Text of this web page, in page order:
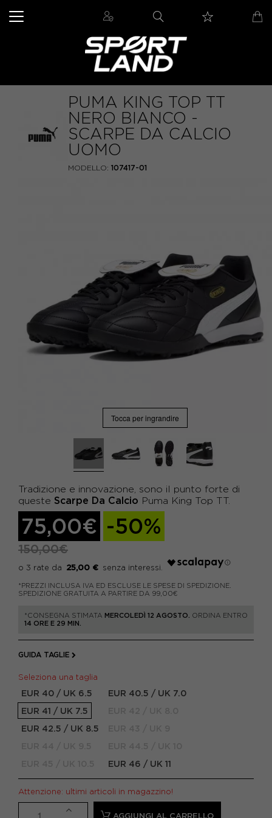
PUMA KING TOP TT
NERO BIANCO -
SCARPE DA CALCIO
UOMO
MODELLO: 107417-01
Tocca per ingrandire
Tradizione e innovazione, sono il punto forte di
queste Scarpe Da Calcio Puma King Top TT.
75,00€ -50%
150,00€
25,00 €
*PREZZI INCLUSA IVA ED ESCLUSE LE SPESE DI SPEDIZIONE.
SPEDIZIONE GRATUITA A PARTIRE DA 99,00€
*CONSEGNA STIMATA MERCOLEDÌ 12 AGOSTO.
ORDINA ENTRO
14 ORE E 29 MIN.
GUIDA TAGLIE
Seleziona una taglia
EUR 40 / UK 6.5
EUR 40.5 / UK 7.0
EUR 41 / UK 7.5
EUR 42.5 / UK 8.5
EUR 46 / UK 11
Attenzione: ultimi articoli in magazzino!
AGGIUNGI AL CARRELLO